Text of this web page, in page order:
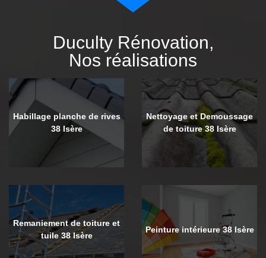
Duculty Rénovation,
Nos réalisations
Habillage planche de rives
38 Isère
Nettoyage et Demoussage
de toiture 38 Isère
Remaniement de toiture et
tuile 38 Isère
Peinture intérieure 38 Isère